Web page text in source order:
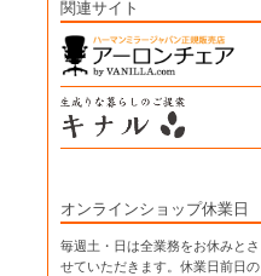
関連サイト
オンラインショップ休業日
毎週土・日は全業務をお休みとさ
せていただきます。休業日前日の